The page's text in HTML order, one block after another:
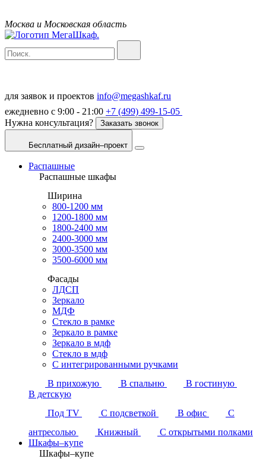
Москва и Московская область
для заявок и проектов info@megashkaf.ru
ежедневно с 9:00 - 21:00 +7 (499) 499-15-05
Нужна консультация?
Заказать звонок
Бесплатный дизайн–проект
Распашные
Распашные шкафы
Ширина
800-1200 мм
1200-1800 мм
1800-2400 мм
2400-3000 мм
3000-3500 мм
3500-6000 мм
Фасады
ЛДСП
Зеркало
МДФ
Стекло в рамке
Зеркало в рамке
Зеркало в мдф
Стекло в мдф
С интегрированными ручками
В прихожую
В спальню
В гостиную
В детскую
Под TV
С подсветкой В офис
С
антресолью
Книжный
С открытыми полками
Шкафы–купе
Шкафы–купе